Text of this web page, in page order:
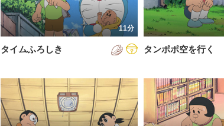
11分
タイムふろしき タンポポ空を行く